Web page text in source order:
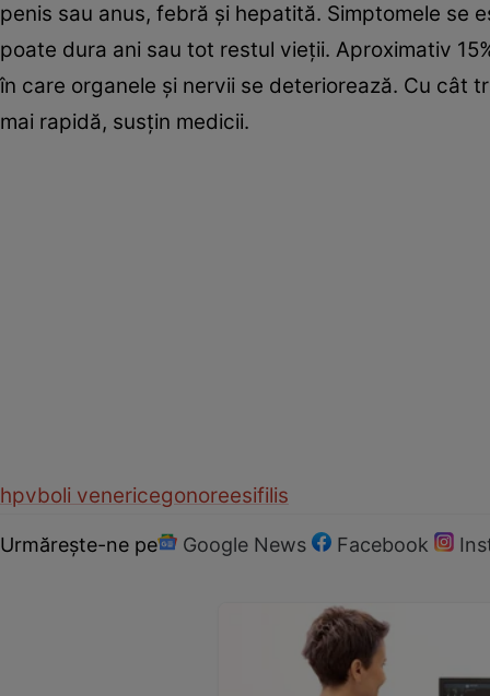
penis sau anus, febră şi hepatită. Simptomele se
poate dura ani sau tot restul vieţii. Aproximativ
în care organele şi nervii se deteriorează. Cu cât
mai rapidă, susţin medicii.
hpvboli venericegonoreesifilis
Urmărește-ne pe Google News Facebook